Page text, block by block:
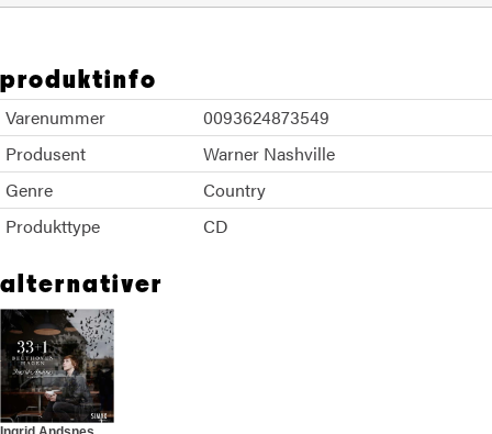
produktinfo
Varenummer
0093624873549
Produsent
Warner Nashville
Genre
Country
Produkttype
CD
alternativer